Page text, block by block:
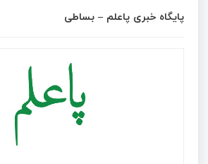
پایگاه خبری پاعلم – بساطی